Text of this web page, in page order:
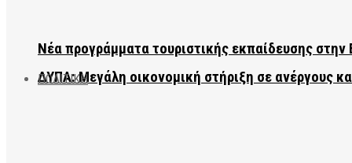
ΔΥΠΑ: Μεγάλη οικονομική στήριξη σε ανέργους
Νέα προγράμματα τουριστικής εκπαίδευσης στην
ΠΟΛΙΤΙΚΗ